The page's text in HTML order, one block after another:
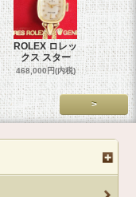
ROLEX ロレッ
クス スター
468,000円(内税)
ROLEX
クス
458,000円
>